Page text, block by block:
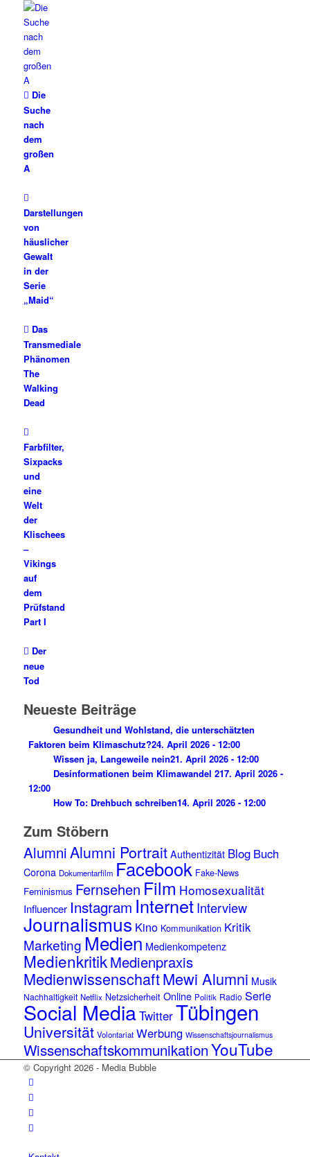
Die
Suche
nach
dem
großen
A
Darstellungen
von
häuslicher
Gewalt
in der
Serie
„Maid“
Das
Transmediale
Phänomen
The
Walking
Dead
Farbfilter,
Sixpacks
und
eine
Welt
der
Klischees
–
Vikings
auf
dem
Prüfstand
Part I
Der
neue
Tod
Neueste Beiträge
Gesundheit und Wohlstand, die unterschätzten
Faktoren beim Klimaschutz?24. April 2026 - 12:00
Wissen ja, Langeweile nein21. April 2026 - 12:00
Desinformationen beim Klimawandel 217. April 2026 -
12:00
How To: Drehbuch schreiben14. April 2026 - 12:00
Zum Stöbern
AlumniAlumni Portrait Authentizität Blog Buch
Corona Dokumentarfilm Facebook Fake-News
Feminismus Fernsehen Film Homosexualität
Influencer Instagram Internet Interview
Journalismus Kino Kommunikation Kritik
Marketing Medien Medienkompetenz
MedienkritikMedienpraxis
MedienwissenschaftMewi Alumni Musik
Nachhaltigkeit Netflix Netzsicherheit Online Politik Radio Serie
Social MediaTwitterTübingen
Universität Volontariat Werbung Wissenschaftsjournalismus
WissenschaftskommunikationYouTube
© Copyright 2026 - Media Bubble